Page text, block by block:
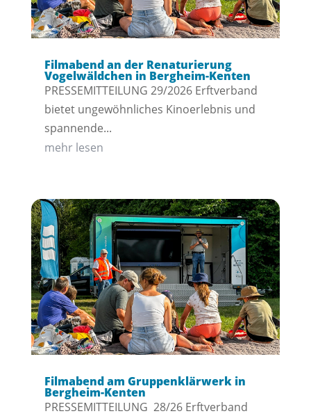
Filmabend an der Renaturierung
Vogelwäldchen in Bergheim-Kenten
PRESSEMITTEILUNG 29/2026 Erftverband
bietet ungewöhnliches Kinoerlebnis und
spannende...
mehr lesen
Filmabend am Gruppenklärwerk in
Bergheim-Kenten
PRESSEMITTEILUNG 28/26 Erftverband